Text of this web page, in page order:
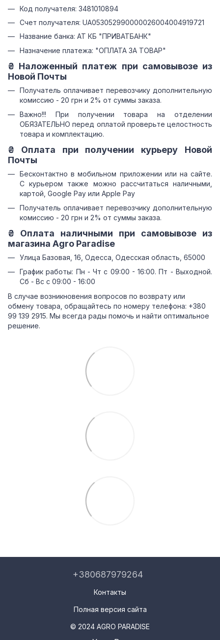
Код получателя: 3481010894
Счет получателя: UA053052990000026004004919721
Название банка: АТ КБ "ПРИВАТБАНК"
Назначение платежа: "ОПЛАТА ЗА ТОВАР"
₴ Наложенный платеж при самовывозе из
Новой Почты
Получатель оплачивает перевозчику дополнительную
комиссию - 20 грн и 2% от суммы заказа.
Важно!!! При получении товара на отделении
ОБЯЗАТЕЛЬНО перед оплатой проверьте целостность
товара и комплектацию.
₴ Оплата при получении курьеру Новой
Почты
Бесконтактно в мобильном приложении или на сайте.
С курьером также можно рассчитаться наличными,
картой, Google Pay или Apple Pay
Получатель оплачивает перевозчику дополнительную
комиссию - 20 грн и 2% от суммы заказа.
₴ Оплата наличными при самовывозе из
магазина Agro Paradise
Улица Базовая, 16, Одесса, Одесская область, 65000
График работы: Пн - Чт с 09:00 - 16:00. Пт - Выходной.
Сб - Вс с 09:00 - 16:00
В случае возникновения вопросов по возврату или
обмену товара, обращайтесь по номеру телефона: +380
99 139 2915. Мы всегда рады помочь и найти оптимальное
решение.
+380687979264
Контакты
Полная версия сайта
© 2024 AGRO PARADISE